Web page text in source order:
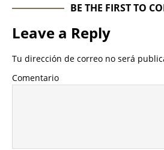
BE THE FIRST TO
Leave a Reply
Tu dirección de correo no será
Comentario